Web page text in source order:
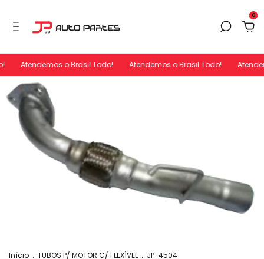
0
Atendemos o Brasil Todo! Atendemos o Brasil Todo!
Início . TUBOS P/ MOTOR C/ FLEXÍVEL . JP-4504